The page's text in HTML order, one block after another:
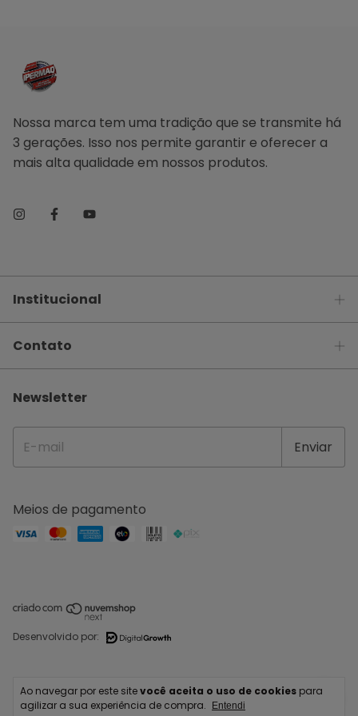
Ao navegar por este sitevocê aceita o uso de cookies para
agilizar a sua experiência de compra.
Entendi
Nossa marca tem uma tradição que se transmite há
3 gerações. Isso nos permite garantir e oferecer a
mais alta qualidade em nossos produtos.
Institucional
Contato
Newsletter
Meios de pagamento
Desenvolvido por:
Todos os direitos reservados.